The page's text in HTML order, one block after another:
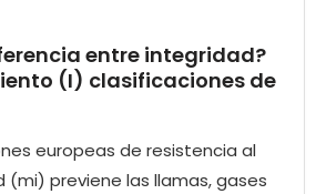
entre integridad?
(I) clasificaciones de
europeas de resistencia al
(mi) previene las llamas, gases